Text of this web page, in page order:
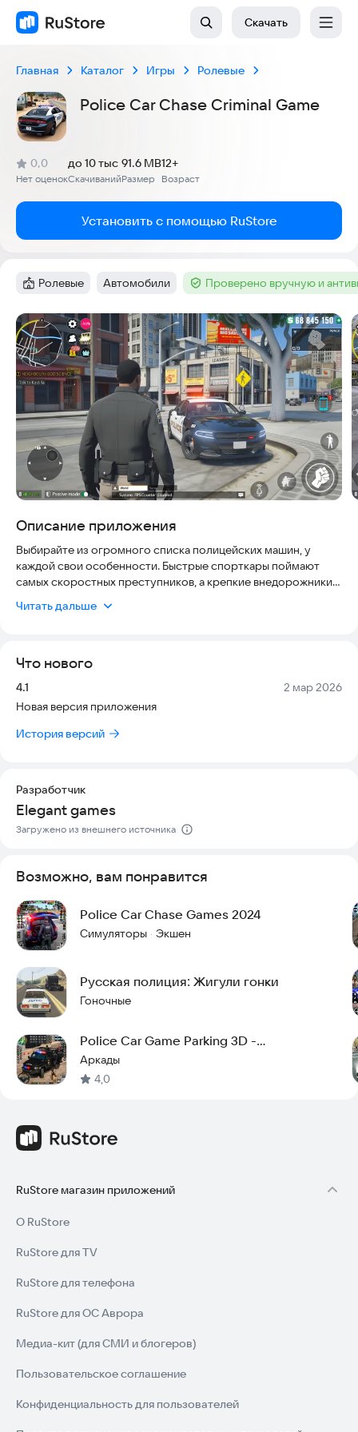
Скачать
Главная Каталог Игры Ролевые
Police Car Chase Criminal Game
Рейтинг:
0,0
(
Нет оценок
)
Скачиваний
до 10 тыс
Размер
91.6 MB
Возраст
12+
Установить с помощью RuStore
Категория:
Ролевые Тег:
Автомобили Тег :Проверено вручную и
Скриншоты
Описание приложения
Выбирайте из огромного списка полицейских машин, у
каждой свои особенности. Быстрые спорткары поймают
самых скоростных преступников, а крепкие внедорожники
мотоциклы — они идеальны для маневров в узких переулках
улучшения и оружие. Настройте машину под свой стиль
игры, чтобы повысить шансы на успех в погоне. Вас ждут
разные миссии и режимы, которые подарят часы
увлекательного геймплея.
качественную графику, реалистичную физику и динамичный
звук. Вы почувствуете себя настоящим полицейским в
опасных погонях и задержаниях. Готовы ли вы принять вызов
и стать героем города? Садитесь за руль и отправляйтесь
Попробуйте игру прямо сейчас и начните свое
приключение.
Читать дальше
Что нового
Версия:
4.1 Дата:
2 мар 2026
Новая версия приложения
История версий
Разработчик
Elegant games
Загружено из внешнего источника
Возможно, вам понравится
Police Car Chase Games 2024
Симуляторы · Экшен
Русская полиция: Жигули гонки
Гоночные
Police Car Game Parking 3D -
Полицейская парковка
Аркады
4,0
RuStore магазин приложений
О RuStore
RuStore для TV
RuStore для телефона
RuStore для ОС Аврора
Медиа-кит (для СМИ и блогеров)
Пользовательское соглашение
Конфиденциальность для пользователей